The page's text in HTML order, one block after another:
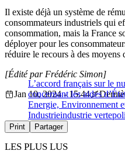
Il existe déjà un système de
consommateurs industriels qui
consommation, mais la France
déployer pour les
réduire le recours à des moyens
L’accord français sur le
concernant les aides
[Édité par Frédéric Simon]
Jan 10, 2024 - 15:44
Energie, Environnement
Industrieindustrie verte
Print Partager
LES PLUS LUS